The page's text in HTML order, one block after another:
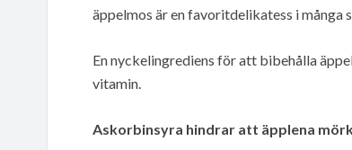
äppelmos är en favoritdelikatess i många
En nyckelingrediens för att bibehålla
vitamin.
Askorbinsyra hindrar att äpplena